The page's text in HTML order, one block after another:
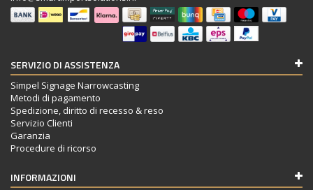
SERVIZIO DI ASSISTENZA
Simpel Signage Narrowcasting
Metodi di pagamento
Spedizione, diritto di recesso & reso
Servizio Clienti
Garanzia
Procedure di ricorso
INFORMAZIONI